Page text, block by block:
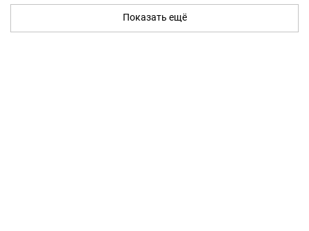
Показать ещё